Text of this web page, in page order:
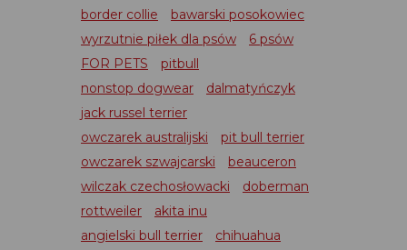
border collie
bawarski posokowiec
wyrzutnie piłek dla psów
6 psów
FOR PETS
pitbull
nonstop dogwear
dalmatyńczyk
jack russel terrier
owczarek australijski
pit bull terrier
owczarek szwajcarski
beauceron
wilczak czechosłowacki
doberman
rottweiler
akita inu
angielski bull terrier
chihuahua